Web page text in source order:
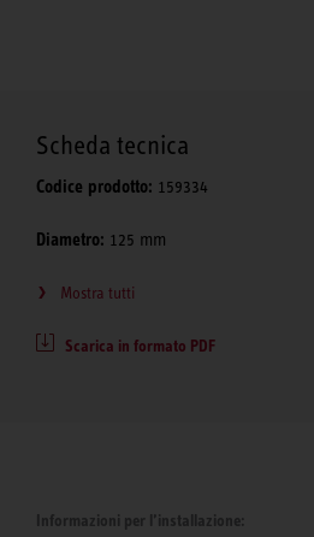
Scheda tecnica
Codice prodotto: 159334
Diametro: 125 mm
Mostra tutti
Scarica in formato PDF
Informazioni per l’installazione: